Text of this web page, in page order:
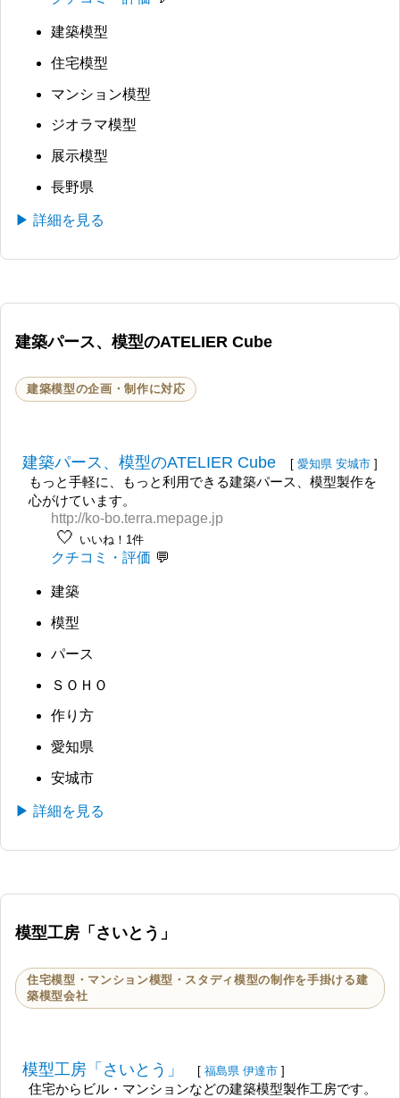
建築模型
住宅模型
マンション模型
ジオラマ模型
展示模型
長野県
▶ 詳細を見る
建築パース、模型のATELIER Cube
建築模型の企画・制作に対応
建築パース、模型のATELIER Cube [ 愛知県 安城市 ]
もっと手軽に、もっと利用できる建築パース、模型製作を
心がけています。
http://ko-bo.terra.mepage.jp
🤍 いいね！1件
クチコミ・評価
建築
模型
パース
ＳＯＨＯ
作り方
愛知県
安城市
▶ 詳細を見る
模型工房「さいとう」
住宅模型・マンション模型・スタディ模型の制作を手掛ける建
築模型会社
模型工房「さいとう」 [ 福島県 伊達市 ]
住宅からビル・マンションなどの建築模型製作工房です。